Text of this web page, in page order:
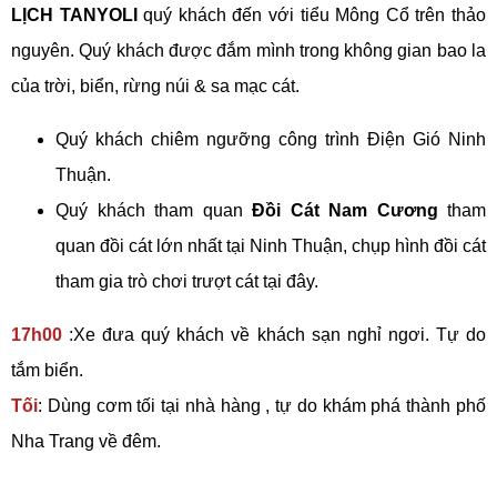
LỊCH TANYOLIquý khách đến với tiểu Mông Cổ trên thảo
nguyên. Quý khách được đắm mình trong không gian bao la
của trời, biển, rừng núi & sa mạc cát.
Quý khách chiêm ngưỡng công trình Điện Gió Ninh
Thuận.
Quý khách tham quan Đồi Cát Nam Cương tham
quan đồi cát lớn nhất tại Ninh Thuận, chụp hình đồi cát
tham gia trò chơi trượt cát tại đây.
17h00 :Xe đưa quý khách về khách sạn nghỉ ngơi. Tự do
tắm biển.
Tối: Dùng cơm tối tại nhà hàng , tự do khám phá thành phố
Nha Trang về đêm.